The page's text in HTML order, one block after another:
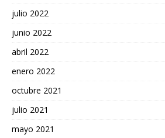
julio 2022
junio 2022
abril 2022
enero 2022
octubre 2021
julio 2021
mayo 2021